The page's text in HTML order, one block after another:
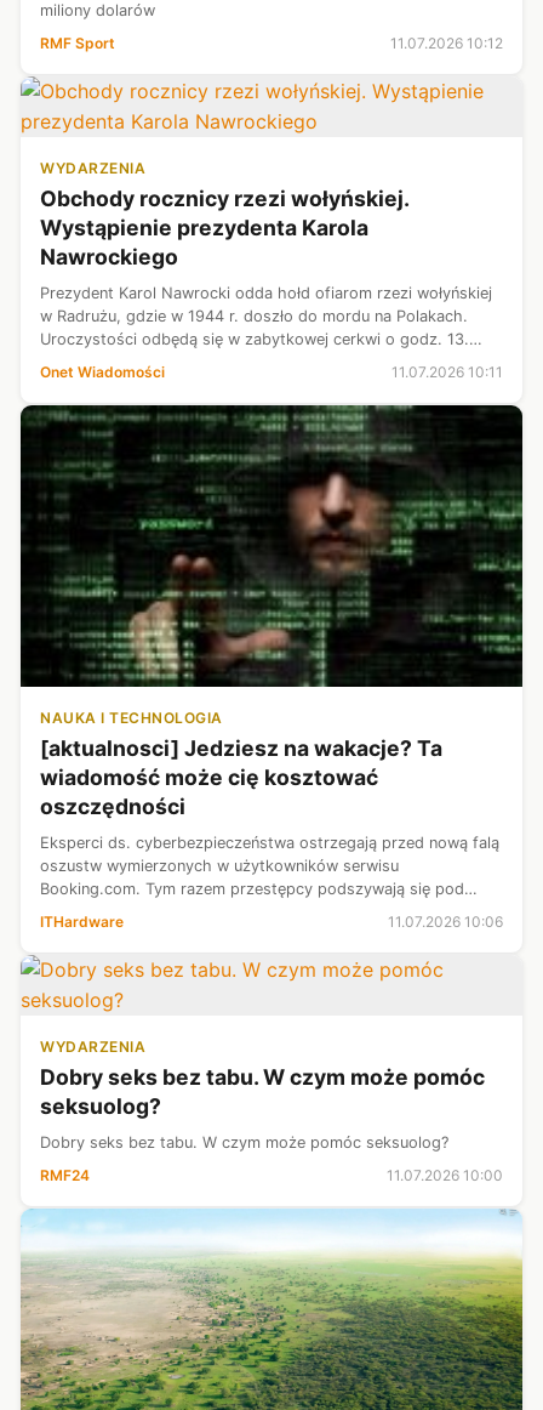
miliony dolarów
RMF Sport
11.07.2026 10:12
WYDARZENIA
Obchody rocznicy rzezi wołyńskiej.
Wystąpienie prezydenta Karola
Nawrockiego
Prezydent Karol Nawrocki odda hołd ofiarom rzezi wołyńskiej
w Radrużu, gdzie w 1944 r. doszło do mordu na Polakach.
Uroczystości odbędą się w zabytkowej cerkwi o godz. 13.
Zapraszamy na transmisję z wydarzenia.
Onet Wiadomości 11.07.2026 10:11
NAUKA I TECHNOLOGIA
[aktualnosci] Jedziesz na wakacje? Ta
wiadomość może cię kosztować
oszczędności
Eksperci ds. cyberbezpieczeństwa ostrzegają przed nową falą
oszustw wymierzonych w użytkowników serwisu
Booking.com. Tym razem przestępcy podszywają się pod
WhatsApp, wykorzystując prawdziw...
ITHardware 11.07.2026 10:06
WYDARZENIA
Dobry seks bez tabu. W czym może pomóc
seksuolog?
Dobry seks bez tabu. W czym może pomóc seksuolog?
RMF24
11.07.2026 10:00